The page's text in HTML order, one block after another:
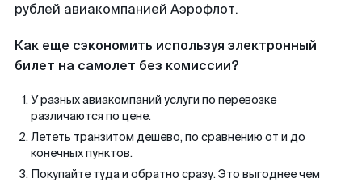
рублей авиакомпанией Аэрофлот.
Как еще сэкономить используя электронный
билет на самолет без комиссии?
У разных авиакомпаний услуги по перевозке
различаются по цене.
Лететь транзитом дешево, по сравнению от и до
конечных пунктов.
Покупайте туда и обратно сразу. Это выгоднее чем